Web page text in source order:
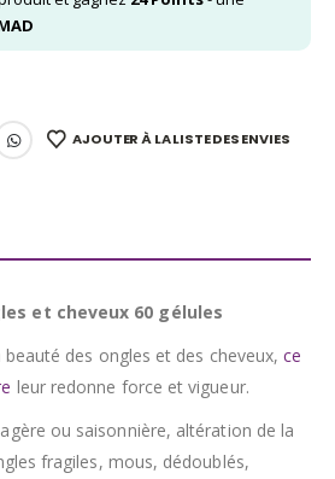
AJOUTER À LA LISTE DES ENVIES
et cheveux 60 gélules
des ongles et des cheveux,ce
leur redonne force et vigueur.
ou saisonnière, altération de la
fragiles, mous, dédoublés,